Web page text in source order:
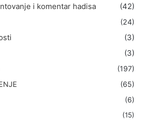
i komentar hadisa
(42)
(24)
(3)
(3)
(197)
(65)
(6)
(15)